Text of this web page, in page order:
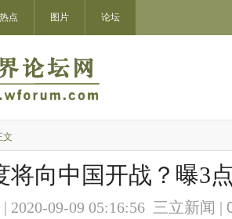
热点 图片 论坛
文
将向中国开战？曝3
| 2020-09-09 05:16:56 三立新闻 |